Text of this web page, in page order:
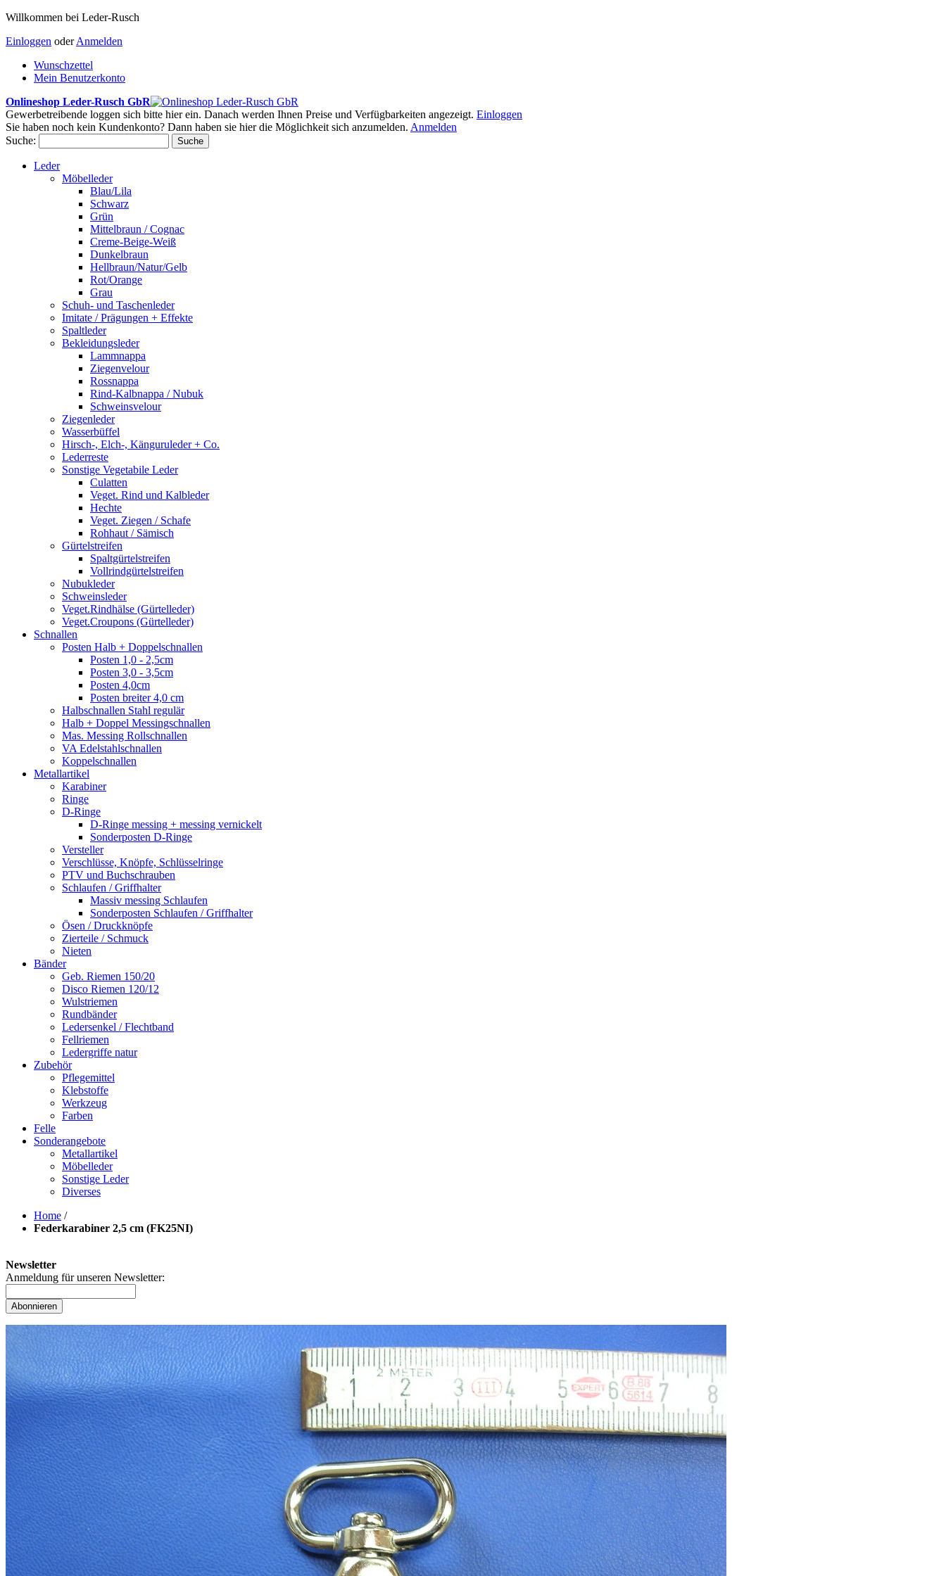
Willkommen bei Leder-Rusch
Einloggen oder Anmelden
Wunschzettel
Mein Benutzerkonto
Onlineshop Leder-Rusch GbR
Gewerbetreibende loggen sich bitte hier ein. Danach werden Ihnen Preise und Verfügbarkeiten angezeigt. Einloggen
Sie haben noch kein Kundenkonto? Dann haben sie hier die Möglichkeit sich anzumelden. Anmelden
Suche:
Suche
Leder
Möbelleder
Blau/Lila
Schwarz
Grün
Mittelbraun / Cognac
Creme-Beige-Weiß
Dunkelbraun
Hellbraun/Natur/Gelb
Rot/Orange
Grau
Schuh- und Taschenleder
Imitate / Prägungen + Effekte
Spaltleder
Bekleidungsleder
Lammnappa
Ziegenvelour
Rossnappa
Rind-Kalbnappa / Nubuk
Schweinsvelour
Ziegenleder
Wasserbüffel
Hirsch-, Elch-, Känguruleder + Co.
Lederreste
Sonstige Vegetabile Leder
Culatten
Veget. Rind und Kalbleder
Hechte
Veget. Ziegen / Schafe
Rohhaut / Sämisch
Gürtelstreifen
Spaltgürtelstreifen
Vollrindgürtelstreifen
Nubukleder
Schweinsleder
Veget.Rindhälse (Gürtelleder)
Veget.Croupons (Gürtelleder)
Schnallen
Posten Halb + Doppelschnallen
Posten 1,0 - 2,5cm
Posten 3,0 - 3,5cm
Posten 4,0cm
Posten breiter 4,0 cm
Halbschnallen Stahl regulär
Halb + Doppel Messingschnallen
Mas. Messing Rollschnallen
VA Edelstahlschnallen
Koppelschnallen
Metallartikel
Karabiner
Ringe
D-Ringe
D-Ringe messing + messing vernickelt
Sonderposten D-Ringe
Versteller
Verschlüsse, Knöpfe, Schlüsselringe
PTV und Buchschrauben
Schlaufen / Griffhalter
Massiv messing Schlaufen
Sonderposten Schlaufen / Griffhalter
Ösen / Druckknöpfe
Zierteile / Schmuck
Nieten
Bänder
Geb. Riemen 150/20
Disco Riemen 120/12
Wulstriemen
Rundbänder
Ledersenkel / Flechtband
Fellriemen
Ledergriffe natur
Zubehör
Pflegemittel
Klebstoffe
Werkzeug
Farben
Felle
Sonderangebote
Metallartikel
Möbelleder
Sonstige Leder
Diverses
Home /
Federkarabiner 2,5 cm (FK25NI)
Newsletter
Anmeldung für unseren Newsletter:
Abonnieren